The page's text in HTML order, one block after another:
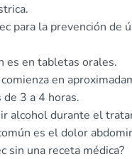
para la prevención de
es en tabletas orales.
en
de 3 a 4 horas.
alcohol durante el
es el dolor
sin una receta médica?